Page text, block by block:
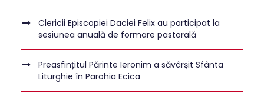
Clericii Episcopiei Daciei Felix au participat la
sesiunea anuală de formare pastorală
Preasfințitul Părinte Ieronim a săvârșit Sfânta
Liturghie în Parohia Ecica